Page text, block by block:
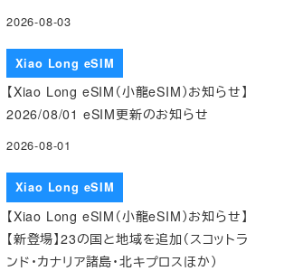
2026-08-03
Xiao Long eSIM
【Xiao Long eSIM（小龍eSIM）お知らせ】
2026/08/01 eSIM更新のお知らせ
2026-08-01
Xiao Long eSIM
【Xiao Long eSIM（小龍eSIM）お知らせ】
【新登場】23の国と地域を追加（スコットラ
ンド・カナリア諸島・北キプロスほか）